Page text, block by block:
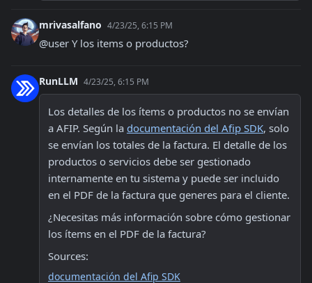
mrivasalfano 4/23/25, 6:15 PM
@user Y los items o productos?
RunLLM 4/23/25, 6:15 PM
Los detalles de los ítems o productos no se envían
a AFIP. Según la documentación del Afip SDK, solo
se envían los totales de la factura. El detalle de los
productos o servicios debe ser gestionado
internamente en tu sistema y puede ser incluido
en el PDF de la factura que generes para el cliente.
¿Necesitas más información sobre cómo gestionar
los ítems en el PDF de la factura?
Sources:
documentación del Afip SDK